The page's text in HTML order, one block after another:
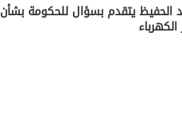
الحفيظ يتقدم بسؤال للحكومة بشأن